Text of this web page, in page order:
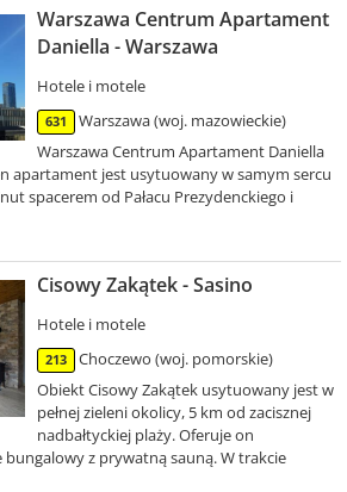
Warszawa Centrum Apartament
Daniella - Warszawa
Hotele i motele
631
Warszawa (woj. mazowieckie)
Warszawa Centrum Apartament Daniella
apartament jest usytuowany w samym sercu
spacerem od Pałacu Prezydenckiego i
Cisowy Zakątek - Sasino
Hotele i motele
213
Choczewo (woj. pomorskie)
Obiekt Cisowy Zakątek usytuowany jest w
pełnej zieleni okolicy, 5 km od zacisznej
nadbałtyckiej plaży. Oferuje on
bungalowy z prywatną sauną. W trakcie